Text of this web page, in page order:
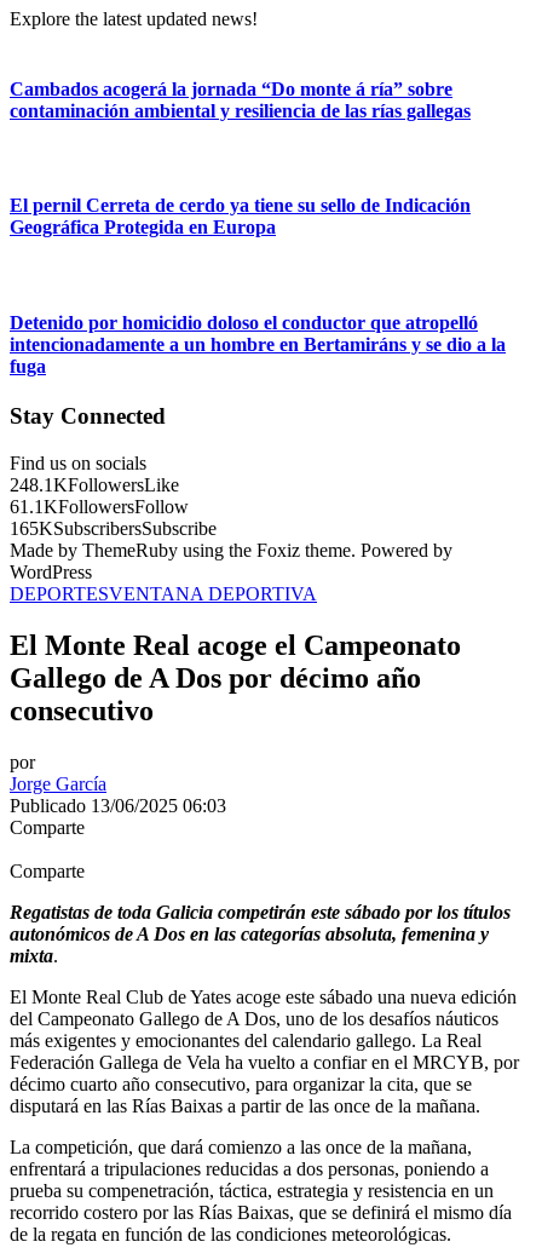
Explore the latest updated news!
Cambados acogerá la jornada “Do monte á ría” sobre
contaminación ambiental y resiliencia de las rías gallegas
El pernil Cerreta de cerdo ya tiene su sello de Indicación
Geográfica Protegida en Europa
Detenido por homicidio doloso el conductor que atropelló
intencionadamente a un hombre en Bertamiráns y se dio a la
fuga
Stay Connected
Find us on socials
248.1KFollowersLike
61.1KFollowersFollow
165KSubscribersSubscribe
Made by ThemeRuby using the Foxiz theme. Powered by
WordPress
DEPORTESVENTANA DEPORTIVA
El Monte Real acoge el Campeonato
Gallego de A Dos por décimo año
consecutivo
por
Jorge García
Publicado 13/06/2025 06:03
Comparte
Comparte
Regatistas de toda Galicia competirán este sábado por los títulos
autonómicos de A Dos en las categorías absoluta, femenina y
mixta.
El Monte Real Club de Yates acoge este sábado una nueva edición
del Campeonato Gallego de A Dos, uno de los desafíos náuticos
más exigentes y emocionantes del calendario gallego. La Real
Federación Gallega de Vela ha vuelto a confiar en el MRCYB, por
décimo cuarto año consecutivo, para organizar la cita, que se
disputará en las Rías Baixas a partir de las once de la mañana.
La competición, que dará comienzo a las once de la mañana,
enfrentará a tripulaciones reducidas a dos personas, poniendo a
prueba su compenetración, táctica, estrategia y resistencia en un
recorrido costero por las Rías Baixas, que se definirá el mismo día
de la regata en función de las condiciones meteorológicas.